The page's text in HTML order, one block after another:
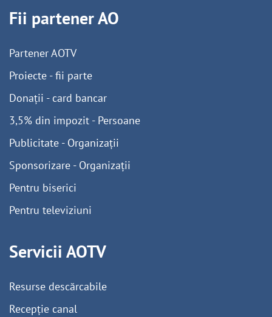
Fii partener AO
Partener AOTV
Proiecte - fii parte
Donații - card bancar
3,5% din impozit - Persoane
Publicitate - Organizații
Sponsorizare - Organizații
Pentru biserici
Pentru televiziuni
Servicii AOTV
Resurse descărcabile
Recepție canal